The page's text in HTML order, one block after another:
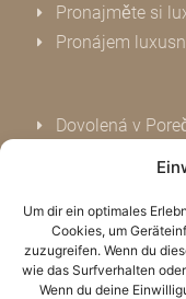
Um dir ein optimales
Cookies, um
zuzugreifen. Wenn du
wie das Surfverhalten
Wenn du deine
Pronajměte si
Pronájem
Dovolená v
Dovolená u moře